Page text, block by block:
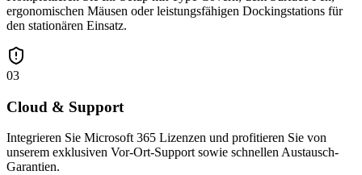
ergonomischen Mäusen oder leistungsfähigen Dockingstations für
den stationären Einsatz.
03
Cloud & Support
Integrieren Sie Microsoft 365 Lizenzen und profitieren Sie von
unserem exklusiven Vor-Ort-Support sowie schnellen Austausch-
Garantien.